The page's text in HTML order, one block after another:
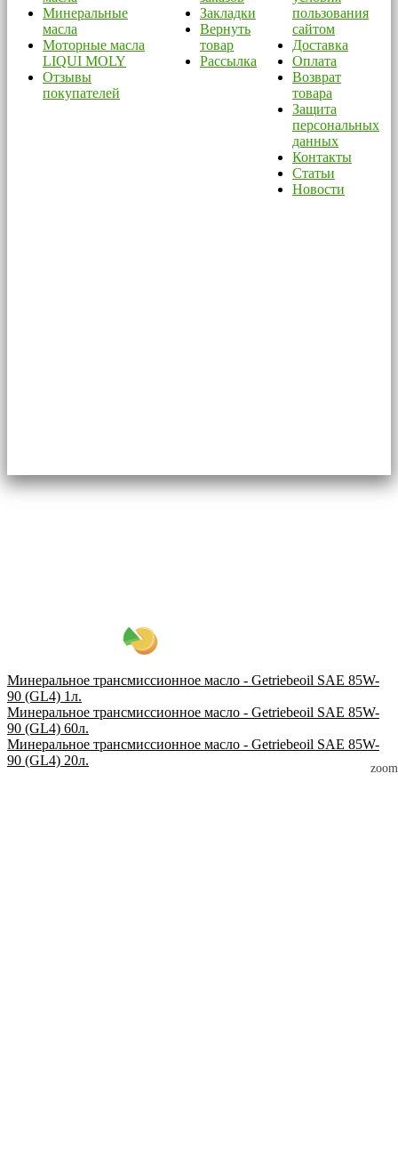
zoom
Минеральные
масла
Моторные масла
LIQUI MOLY
Отзывы
покупателей
Закладки
Вернуть
товар
Рассылка
пользования
сайтом
Доставка
Оплата
Возврат
товара
Защита
персональных
данных
Контакты
Статьи
Новости
Минеральное трансмиссионное масло - Getriebeoil SAE 85W-
90 (GL4) 1л.
Минеральное трансмиссионное масло - Getriebeoil SAE 85W-
90 (GL4) 60л.
Минеральное трансмиссионное масло - Getriebeoil SAE 85W-
90 (GL4) 20л.